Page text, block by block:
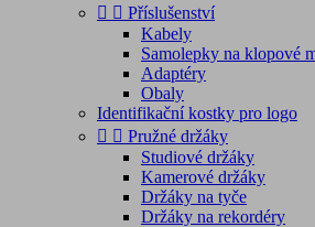
  Příslušenství
Kabely
Samolepky na klopové
Adaptéry
Obaly
Identifikační kostky pro logo
  Pružné držáky
Studiové držáky
Kamerové držáky
Držáky na tyče
Držáky na rekordéry